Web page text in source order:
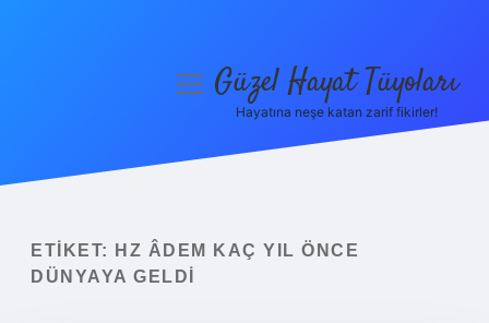
Yasal Uyarı
menüyüGüzel Hayat Tüyoları
Hayatına neşe katan zarif fikirler!
ETIKET:
HZ ÂDEM KAÇ YIL ÖNCE
DÜNYAYA GELDI